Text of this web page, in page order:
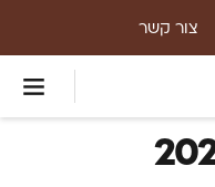
צור קשר